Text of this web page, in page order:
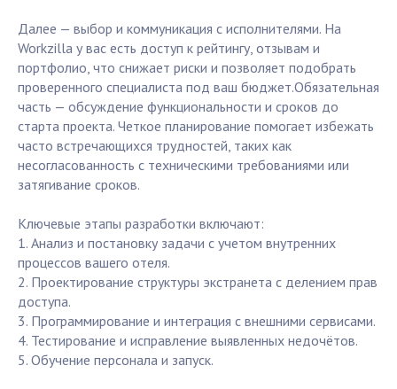
Далее — выбор и коммуникация с исполнителями. На
Workzilla у вас есть доступ к рейтингу, отзывам и
портфолио, что снижает риски и позволяет подобрать
проверенного специалиста под ваш бюджет.Обязательная
часть — обсуждение функциональности и сроков до
старта проекта. Четкое планирование помогает избежать
часто встречающихся трудностей, таких как
несогласованность с техническими требованиями или
затягивание сроков.
Ключевые этапы разработки включают:
1. Анализ и постановку задачи с учетом внутренних
процессов вашего отеля.
2. Проектирование структуры экстранета с делением прав
доступа.
3. Программирование и интеграция с внешними сервисами.
4. Тестирование и исправление выявленных недочётов.
5. Обучение персонала и запуск.